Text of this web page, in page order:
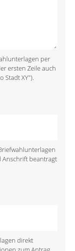
per
ersten Zeile auch
Stadt XY").
Anschrift beantragt
direkt